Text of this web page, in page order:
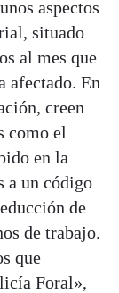
aspectos
situado
al mes que
afectado. En
creen
como el
en la
a un código
de
de trabajo.
que
Foral»,